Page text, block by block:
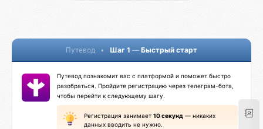
Путевод • Шаг 1 — Быстрый старт
Путевод познакомит вас с платформой и поможет быстро
разобраться. Пройдите регистрацию через телеграм-бота,
чтобы перейти к следующему шагу.
Регистрация занимает 10 секунд — никаких
данных вводить не нужно.